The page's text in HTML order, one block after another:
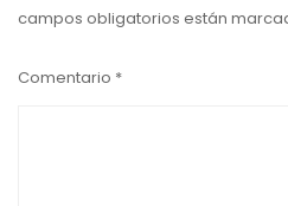
campos obligatorios están
Comentario *